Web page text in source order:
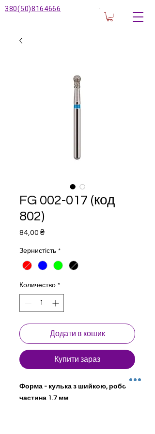
380(50)8164666
FG 002-017 (код
802)
84,00 ₴Цена
Зернистість *
Количество *
Додати в кошик
Купити зараз
Форма - кулька з шийкою, робоча
частина 1,7 мм